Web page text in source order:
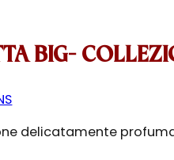
BIG-
delicatamente